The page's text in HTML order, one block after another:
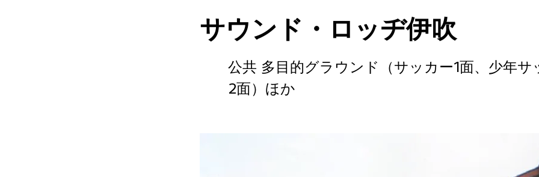
サウンド・ロッヂ伊吹
公共 多目的グラウンド（サッカー1面、少年サ
2面）ほか